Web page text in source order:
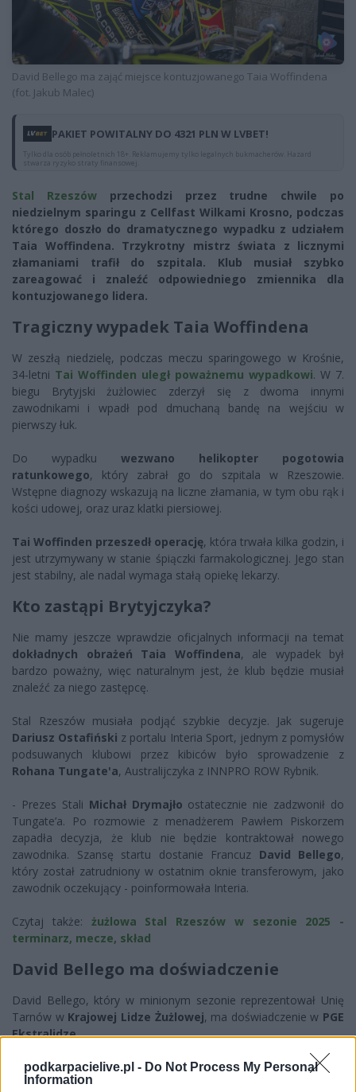
podkarpacielive.pl - Do Not Process My Personal
Information
David Bellego ma zająć miejsce kontuzjowanego Taia Woffindena
(fot. Jakub Malec)
PAKIET POWITALNY DO 4321 PLN W LVBET!
Tylko dla osób pełnoletnich 18+. Reklamujemy tylko legalnych bukmacherów. Hazard
stwarza ryzyko straty finansowej.
Stal Rzeszówprzechodzi przez trudne chwile po
niedzielnym sparingu z Cellfast Wilkami Krosno, podczas
którego doszło do dramatycznego wypadku z udziałem
Taia Woffindena. Trzykrotny mistrz świata z licznymi
złamaniami trafił do szpitala. Klub musiał szybko
zareagować i znaleźć odpowiedniego zmiennika dla
kontuzjowanego lidera.
Tragiczny wypadek Taia Woffindena
W zeszłą niedzielę, podczas meczu sparingowego w Krośnie,
34-letni Tai Woffinden uległ poważnemu wypadkowi. W 7.
biegu Brytyjski żużlowiec zderzył się z dwoma innymi
zawodnikami i wpadł pod dmuchaną bandę na wejściu w
pierwszy łuk.
Do wypadku wezwano helikopter pogotowia
ratunkowego, który zabrał go do szpitala w Rzeszowie.
Wstępne diagnozy wskazują na liczne złamania, w tym obu rąk i
kości udowej, oraz uraz klatki piersiowej.
Tai Woffinden przeszedł operację, która trwała kilka godzin, i
jest utrzymywany w stanie śpiączki farmakologicznej. Jego stan
jest stabilny, ale nadal wymaga stałą opiekę lekarzy.
Kto zastąpi Brytyjczyka?
Nie mamy jeszcze wprawdzie oficjalnych informacji na temat
dokładnych obrażeń Taia Woffindena, ale wypadek był
bardzo poważny, więc naturalnym jest, że klub będzie musiał
znaleźć za niego zastępcę.
Stal Rzeszów musiała podjąć szybkie decyzje. Jak sugeruje
Dariusz Ostafiński z portalu Interia Sport, jednym z pomysłów
podsuwanych klubowi przez kibiców było sprowadzenie z
Rohana Tungate'a, Australijczyka z INNPRO ROW Rybnik.
- Prezes Stali Michał Drymajło ostatecznie nie zadzwonił do
Tungate’a. Po rozmowie z menadżerem Pawłem Piskorzem
zapadła decyzja, że klub nie będzie kontraktował nowego
zawodnika. Szansę startu dostanie Francuz David Bellego,
który został zatrudniony w ostatnim oknie transferowym, jako
zawodnik oczekujący - poinformowała Interia.
Czytaj także: żużlowa Stal Rzeszów w sezonie 2025 -
terminarz, mecze, skład
David Bellego ma doświadczenie
David Bellego, który w minionym sezonie reprezentował Unię
Tarnów w Krajowej Lidze Żużlowej, ma doświadczenie w PGE
Ekstralidze.
Choć nie jest takim liderem jak Woffinden, to zdaniem działaczy
Stali może zdobywać od 8 do 10 punktów w meczu. Bellego